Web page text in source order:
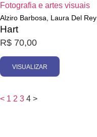
Fotografia e artes visuais
Alziro Barbosa, Laura Del Rey
Hart
R$ 70,00
VISUALIZAR
< 1 2 3 4 >